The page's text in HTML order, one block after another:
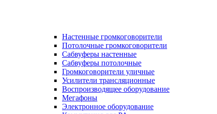
Настенные громкоговорители
Потолочные громкоговорители
Сабвуферы настенные
Сабвуферы потолочные
Громкоговорители уличные
Усилители трансляционные
Воспроизводящее оборудование
Мегафоны
Электронное оборудование